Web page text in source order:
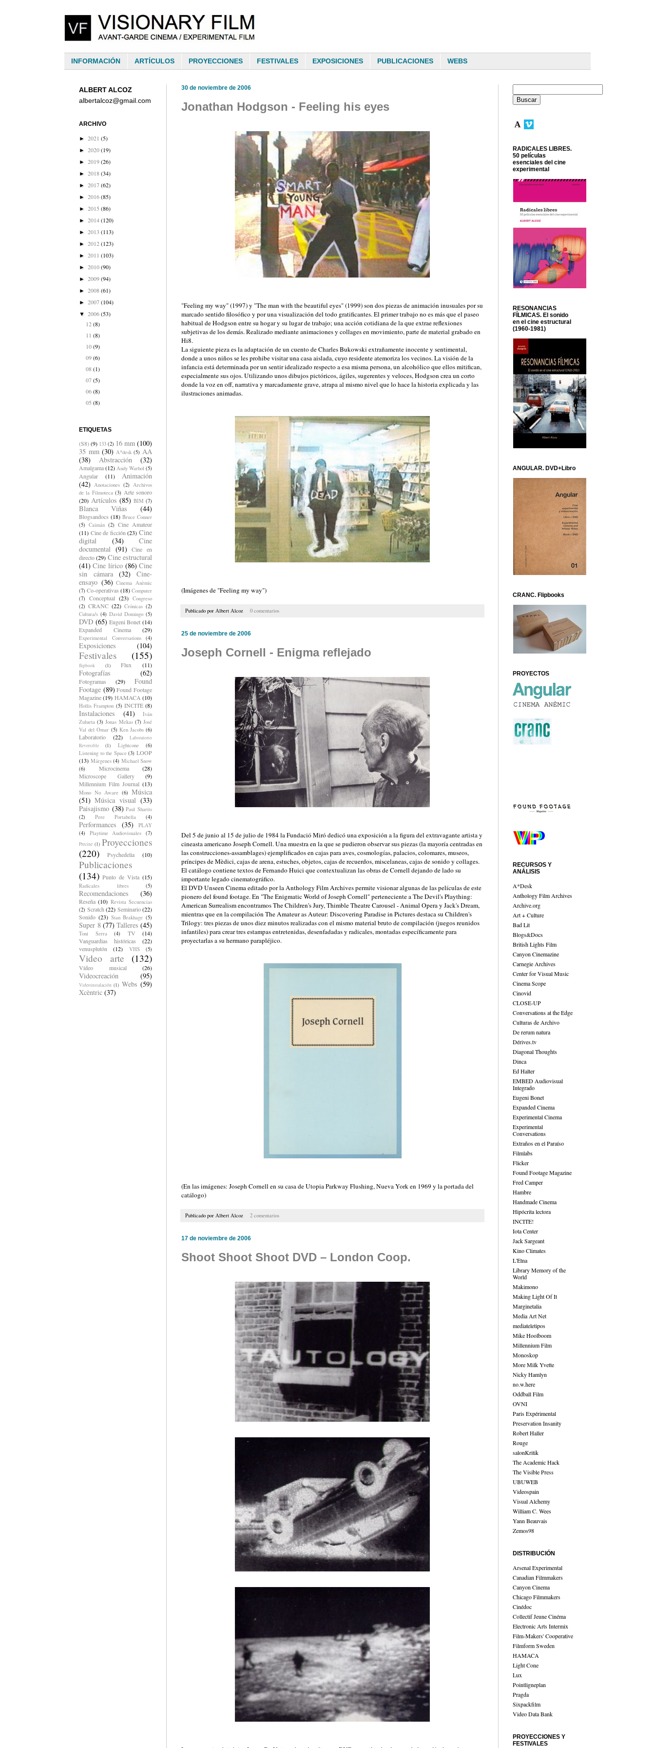
INFORMACIÓN ARTÍCULOS PROYECCIONES FESTIVALES EXPOSICIONES PUBLICACIONES WEBS
30 de noviembre de 2006
Jonathan Hodgson - Feeling his eyes
"Feeling my way" (1997) y "The man with the beautiful eyes" (1999) son dos piezas de animación inusuales por su
marcado sentido filosófico y por una visualización del todo gratificantes. El primer trabajo no es más que el paseo
habitual de Hodgson entre su hogar y su lugar de trabajo; una acción cotidiana de la que extrae reflexiones
subjetivas de los demás. Realizado mediante animaciones y collages en movimiento, parte de material grabado en
Hi8.
La siguiente pieza es la adaptación de un cuento de Charles Bukowski extrañamente inocente y sentimental,
donde a unos niños se les prohibe visitar una casa aislada, cuyo residente atemoriza los vecinos. La visión de la
infancia está determinada por un sentir idealizado respecto a esa misma persona, un alcohólico que ellos mitifican,
especialmente sus ojos. Utilizando unos dibujos pictóricos, ágiles, sugerentes y veloces, Hodgson crea un corto
donde la voz en off, narrativa y marcadamente grave, atrapa al mismo nivel que lo hace la historia explicada y las
ilustraciones animadas.
(Imágenes de "Feeling my way")
Publicado por Albert Alcoz 0 comentarios
25 de noviembre de 2006
Joseph Cornell - Enigma reflejado
Del 5 de junio al 15 de julio de 1984 la Fundació Miró dedicó una exposición a la figura del extravagante artista y
cineasta americano Joseph Cornell. Una muestra en la que se pudieron observar sus piezas (la mayoría centradas en
las construcciones-assamblages) ejemplificados en cajas para aves, cosmologías, palacios, colomares, museos,
príncipes de Mèdici, cajas de arena, estuches, objetos, cajas de recuerdos, miscelaneas, cajas de sonido y collages.
El catálogo contiene textos de Fernando Huici que contextualizan las obras de Cornell dejando de lado su
importante legado cinematográfico.
El DVD Unseen Cinema editado por la Anthology Film Archives permite visionar algunas de las películas de este
pionero del found footage. En "The Enigmatic World of Joseph Cornell" perteneciente a The Devil's Plaything:
American Surrealism encontramos The Children's Jury, Thimble Theatre Carousel - Animal Opera y Jack's Dream,
mientras que en la compilación The Amateur as Auteur: Discovering Paradise in Pictures destaca su Children's
Trilogy: tres piezas de unos diez minutos realizadas con el mismo material bruto de compilación (juegos reunidos
infantiles) para crear tres estampas entretenidas, desenfadadas y radicales, montadas específicamente para
proyectarlas a su hermano parapléjico.
(En las imágenes: Joseph Cornell en su casa de Utopia Parkway Flushing, Nueva York en 1969 y la portada del
catálogo)
Publicado por Albert Alcoz 2 comentarios
17 de noviembre de 2006
Shoot Shoot Shoot DVD – London Coop.
ALBERT ALCOZ
albertalcoz@gmail.com
ARCHIVO
► 2021 (5)
► 2020(19)
► 2019(26)
► 2018(34)
► 2017(62)
► 2016(85)
► 2015 (86)
► 2014(120)
► 2013 (113)
► 2012(123)
► 2011 (103)
► 2010(90)
► 2009(94)
► 2008(61)
► 2007(104)
▼ 2006(53)
12 (8)
11 (8)
10 (9)
09 (6)
08 (1)
07 (5)
06 (8)
05 (8)
ETIQUETAS
(S8)(9) 133 (2) 16 mm (100)
35 mm (30) A*desk (5) AA
(38)
Abstracción (32)
Amalgama(12) Andy Warhol (5)
Angular (11)
Animación
(42)
Anotaciones (2)
Archivos
de la Filmoteca (3) Arte sonoro
(20) Artículos (85) BIM (7)
Blanca Viñas (44)
Blogsandocs (18) Bruce Conner
(5) Caimán (2) Cine Amateur
(11) Cine de ficción (23) Cine
digital
(34)
Cine
documental (91)
Cine en
directo (29) Cine estructural
(41) Cine lírico (86) Cine
sin cámara
(32)
Cine-
ensayo (36) Cinema Anèmic
(7) Co-operativas (18) Computer
(7)
Conceptual (23) Congreso
(2) CRANC (22) Crónicas (2)
Cultura/s (4) David Domingo (5)
DVD (65) Eugeni Bonet (14)
Expanded Cinema
(29)
Experimental Conversations (4)
Exposiciones (104)
Festivales (155)
flipbook (1) Flux (11)
Fotografías (62)
Fotogramas (29)
Found
Footage (89) Found Footage
Magazine (19) HAMACA (10)
Hollis Frampton (5) INCITE (8)
Instalaciones (41)
Iván
Zulueta (3) Jonas Mekas (7) José
Val del Omar (5) Ken Jacobs (6)
Laboratorio (22)
Laboratorio
Reversible
(1) Lightcone
(6)
Listening to the Space (3) LOOP
(13) Márgenes (4) Michael Snow
(6)
Microcinema
(28)
Microscope Gallery
(9)
Millennium Film Journal (13)
Mono No Aware (6) Música
(51) Música visual (33)
Paisajismo (38) Paul Sharits
(2)
Pere Portabella (4)
Performances (35)
PLAY
(4)
Playtime Audiovisuales (7)
Precine (1) Proyecciones
(220)
Psychedelia (10)
Publicaciones
(134) Punto de Vista (15)
Radicales libres (5)
Recomendaciones (36)
Reseña (10) Revista Secuencias
(2) Scratch (22) Seminario (22)
Sonido (23) Stan Brakhage (5)
Super 8 (77) Talleres (45)
Toni Serra (4) TV
(14)
Vanguardias históricas
(22)
venusplutón
(12) VHS (5)
Video arte (132)
Vídeo musical (26)
Videocreación (95)
Videoinstalación (1) Webs (59)
Xcèntric (37)
RADICALES LIBRES.
50 películas
esenciales del cine
experimental
RESONANCIAS
FÍLMICAS. El sonido
en el cine estructural
(1960-1981)
ANGULAR. DVD+Libro
CRANC. Flipbooks
PROYECTOS
RECURSOS Y
ANÁLISIS
A*Desk
Anthology Film Archives
Archive.org
Art + Culture
Bad Lit
Blogs&Docs
British Lights Film
Canyon Cinemazine
Carnegie Archives
Center for Visual Music
Cinema Scope
Cinovid
CLOSE-UP
Conversations at the Edge
Culturas de Archivo
De rerum natura
Dérives.tv
Diagonal Thoughts
Dinca
Ed Halter
EMBED Audiovisual
Integrado
Eugeni Bonet
Expanded Cinema
Experimental Cinema
Experimental
Conversations
Extraños en el Paraíso
Filmlabs
Flicker
Found Footage Magazine
Fred Camper
Hambre
Handmade Cinema
Hipócrita lectora
INCITE!
Iota Center
Jack Sargeant
Kino Climates
L'Etna
Library Memory of the
World
Makimono
Making Light Of It
Marginetalia
Media Art Net
mediateletipos
Mike Hoolboom
Millennium Film
Monoskop
More Milk Yvette
Nicky Hamlyn
no.w.here
Oddball Film
OVNI
Paris Expérimental
Preservation Insanity
Robert Haller
Rouge
salonKritik
The Academic Hack
The Visible Press
UBUWEB
Videospain
Visual Alchemy
William C. Wees
Yann Beauvais
Zemos98
DISTRIBUCIÓN
Arsenal Experimental
Canadian Filmmakers
Canyon Cinema
Chicago Filmmakers
Cinédoc
Collectif Jeune Cinéma
Electronic Arts Intermix
Film-Makers' Cooperative
Filmform Sweden
HAMACA
Light Cone
Lux
Pointligneplan
Pragda
Sixpackfilm
Video Data Bank
PROYECCIONES Y
FESTIVALES